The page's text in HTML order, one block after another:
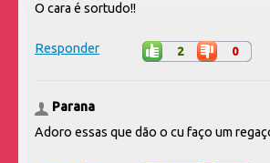
O cara é sortudo!!
Responder 2 0
Parana
Adoro essas que dão o cu faço um